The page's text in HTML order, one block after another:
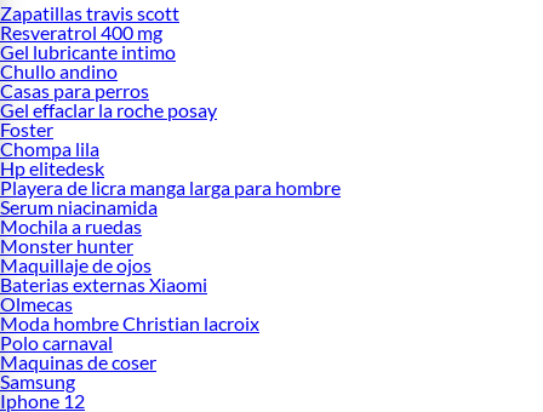
Zapatillas travis scott
Resveratrol 400 mg
Gel lubricante intimo
Chullo andino
Casas para perros
Gel effaclar la roche posay
Foster
Chompa lila
Hp elitedesk
Playera de licra manga larga para hombre
Serum niacinamida
Mochila a ruedas
Monster hunter
Maquillaje de ojos
Baterias externas Xiaomi
Olmecas
Moda hombre Christian lacroix
Polo carnaval
Maquinas de coser
Samsung
Iphone 12